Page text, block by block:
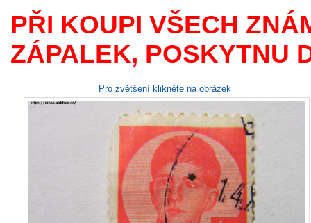
PŘI KOUPI VŠECH
ZÁPALEK, POSKYTNU
Pro zvětšení klikněte na obrázek